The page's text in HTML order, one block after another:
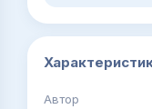
Автор